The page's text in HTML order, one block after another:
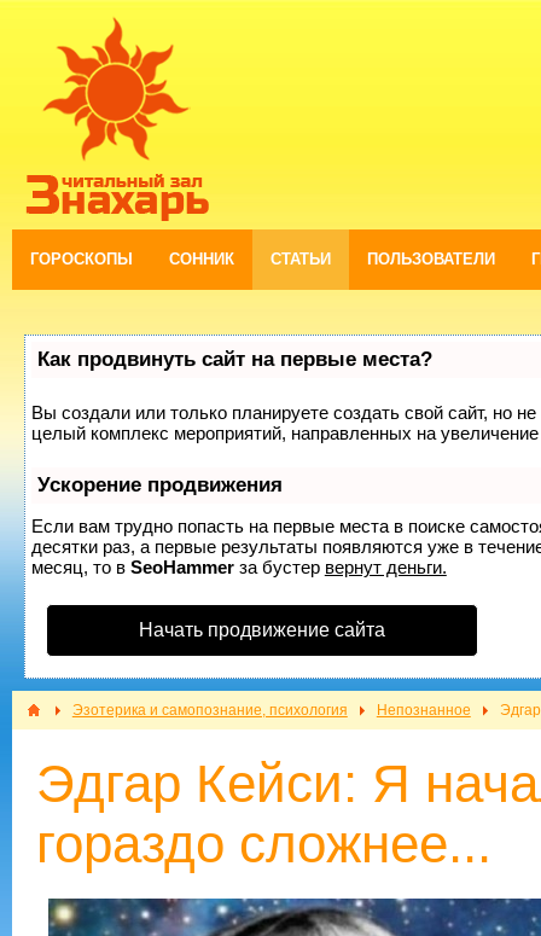
ГОРОСКОПЫ СОННИК СТАТЬИ ПОЛЬЗОВАТЕЛИ
Как продвинуть сайт на первые места?
Вы создали или только планируете создать свой сайт, но
целый комплекс мероприятий, направленных на
Ускорение продвижения
Если вам трудно попасть на первые места в поиске
десятки раз, а первые результаты появляются уже в
месяц, то в SeoHammerза бустер вернут деньги.
Начать продвижение сайта
Эзотерика и самопознание, психология Непознанное
Эдгар Кейси: Я
гораздо сложнее...